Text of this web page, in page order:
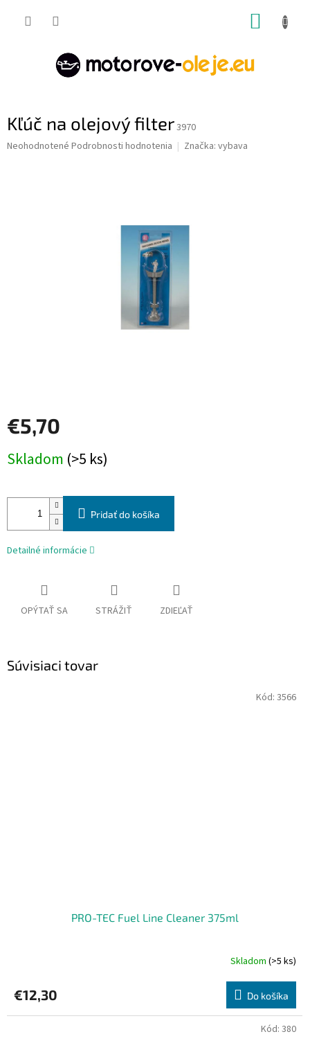
Kľúč na olejový filter3970
Priemerné
Neohodnotené Podrobnosti hodnotenia Značka: vybava
€5,70
cena:
Skladom (>5 ks)
Pridať do košíka
Detailné informácie
OPÝTAŤ SA STRÁŽIŤ ZDIEĽAŤ
Súvisiaci tovar
PRO-TEC Fuel Line Cleaner 375ml
Skladom (>5 ks)
€12,30 Do košíka
Kód: 3566
Kód: 380